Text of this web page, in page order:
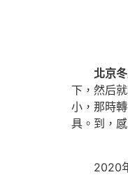
北京
下，然后
小，那時
具。到，
2020年